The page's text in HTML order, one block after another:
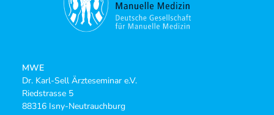
MWE
Dr. Karl-Sell Ärzteseminar e.V.
Riedstrasse 5
88316 Isny-Neutrauchburg